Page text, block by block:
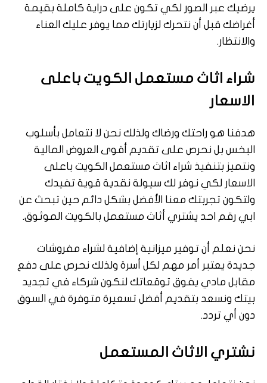
يرضيك عبر الصور لكي تكون على دراية كاملة بقيمة
أغراضك قبل أن نتحرك لزيارتك مما يوفر عليك العناء
والانتظار.
شراء اثاث مستعمل الكويت باعلى
الاسعار
هدفنا هو راحتك ورضاك ولذلك نحن لا نتعامل بأسلوب
البخس بل نحرص على تقديم أقوى العروض المالية
ونتميز بتنفيذ شراء اثاث مستعمل الكويت باعلى
الاسعار لكي نوفر لك سيولة نقدية قوية تفيدك
ولتكون تجربتك معنا الأفضل بشكل دائم حين تبحث عن
ابي رقم احد يشتري أثاث مستعمل بالكويت الموثوق.
نحن نعلم أن توفير ميزانية إضافية لشراء مفروشات
جديدة يعتبر أمر مهم لكل أسرة ولذلك نحرص على دفع
مقابل مادي يفوق توقعاتك لنكون شركاء في تجديد
بيتك ونسعد بتقديم أفضل تسعيرة متوفرة في السوق
دون أي تردد.
نشتري الاثاث المستعمل